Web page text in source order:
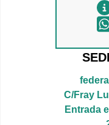
C/Fray
Entrada